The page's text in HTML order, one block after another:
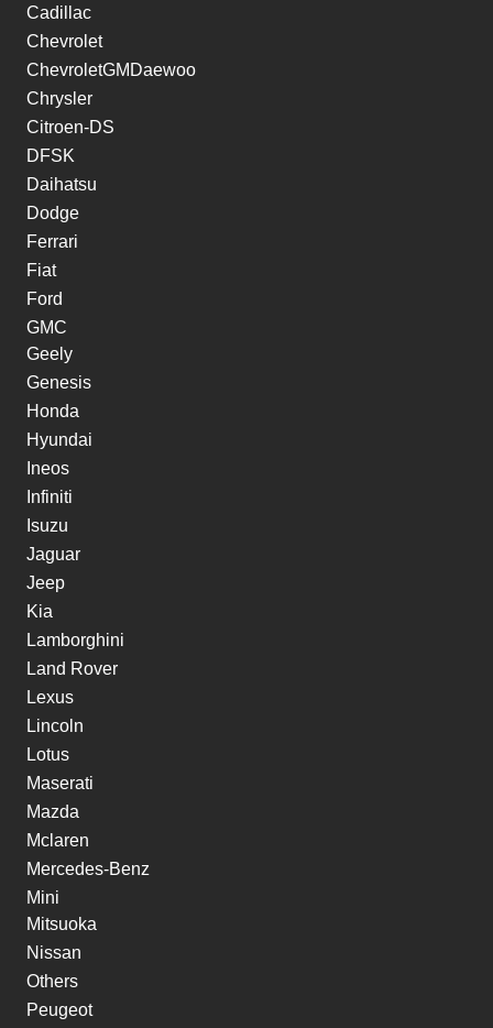
Cadillac
Chevrolet
ChevroletGMDaewoo
Chrysler
Citroen-DS
DFSK
Daihatsu
Dodge
Ferrari
Fiat
Ford
GMC
Geely
Genesis
Honda
Hyundai
Ineos
Infiniti
Isuzu
Jaguar
Jeep
Kia
Lamborghini
Land Rover
Lexus
Lincoln
Lotus
Maserati
Mazda
Mclaren
Mercedes-Benz
Mini
Mitsuoka
Nissan
Others
Peugeot